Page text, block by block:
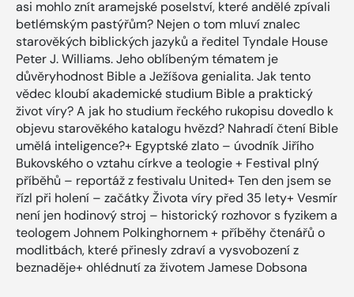
asi mohlo znít aramejské poselství, které andělé zpívali
betlémským pastýřům? Nejen o tom mluví znalec
starověkých biblických jazyků a ředitel Tyndale House
Peter J. Williams. Jeho oblíbeným tématem je
důvěryhodnost Bible a Ježíšova genialita. Jak tento
vědec kloubí akademické studium Bible a praktický
život víry? A jak ho studium řeckého rukopisu dovedlo k
objevu starověkého katalogu hvězd? Nahradí čtení Bible
umělá inteligence?+ Egyptské zlato – úvodník Jiřího
Bukovského o vztahu církve a teologie + Festival plný
příběhů – reportáž z festivalu United+ Ten den jsem se
řízl při holení – začátky Života víry před 35 lety+ Vesmír
není jen hodinový stroj – historický rozhovor s fyzikem a
teologem Johnem Polkinghornem + příběhy čtenářů o
modlitbách, které přinesly zdraví a vysvobození z
beznaděje+ ohlédnutí za životem Jamese Dobsona